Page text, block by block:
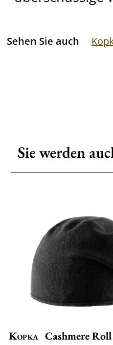
Sehen Sie auch
Sie werden
Kopka Cashmere